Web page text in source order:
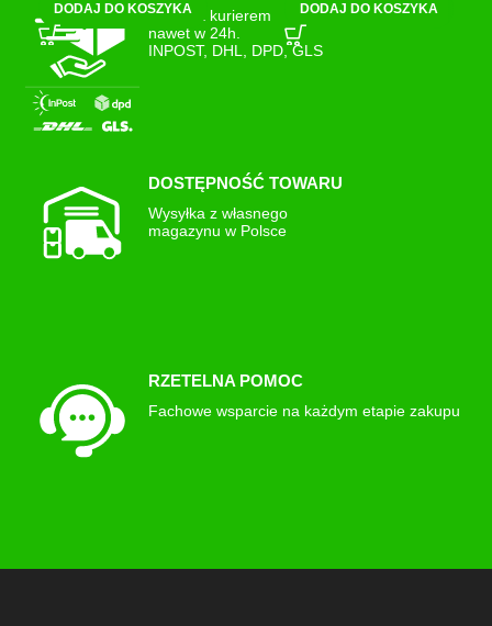
DODAJ DO KOSZYKA DODAJ DO KOSZYKA
Wysyłka kurierem
nawet w 24h.
INPOST, DHL, DPD, GLS
DOSTĘPNOŚĆ TOWARU
Wysyłka z własnego
magazynu w Polsce
RZETELNA POMOC
Fachowe wsparcie na każdym etapie zakupu